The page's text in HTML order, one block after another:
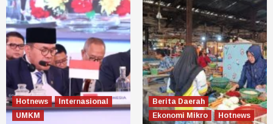
Hotnews
Internasional
UMKM
Berita Daerah
Ekonomi Mikro
Hotnews